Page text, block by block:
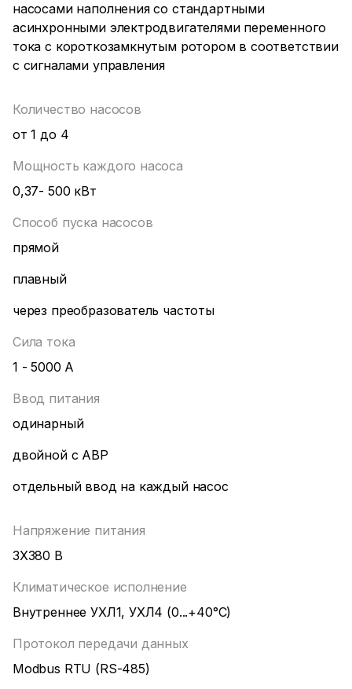
насосами наполнения со стандартными
асинхронными электродвигателями переменного
тока с короткозамкнутым ротором в соответствии
с сигналами управления
Количество насосов
от 1 до 4
Мощность каждого насоса
0,37- 500 кВт
Способ пуска насосов
прямой
плавный
через преобразователь частоты
Сила тока
1 - 5000 А
Ввод питания
одинарный
двойной с ABP
отдельный ввод на каждый насос
Напряжение питания
3Х380 В
Климатическое исполнение
Внутреннее УХЛ1, УХЛ4 (0...+40°C)
Протокол передачи данных
Modbus RTU (RS-485)